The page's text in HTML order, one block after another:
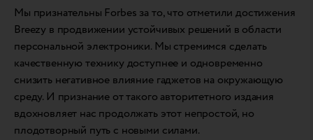
Мы признательны Forbes за то, что отметили достижения
Breezy в продвижении устойчивых решений в области
персональной электроники. Мы стремимся сделать
качественную технику доступнее и одновременно
снизить негативное влияние гаджетов на окружающую
среду. И признание от такого авторитетного издания
вдохновляет нас продолжать этот непростой, но
плодотворный путь с новыми силами.